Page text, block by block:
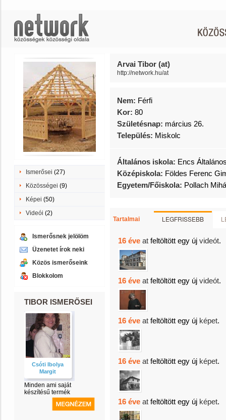
Ismerősei (27)
Közösségei (9)
Képei (50)
Videói (2)
Ismerősnek jelölöm
Üzenetet írok neki
Közös ismerőseink
Blokkolom
TIBOR ISMERŐSEI
Csóti Ibolya
Margit
Minden ami saját
készítésű termék
Arvai Tibor (at)
http://network.hu/at
Nem: Férfi
Kor: 80
Születésnap: március 26.
Település: Miskolc
Általános iskola: Encs
Középiskola: Földes Ferenc
Egyetem/Főiskola: Pollach
Tartalmai LEGFRISSEBB
16 éve at feltöltött egy új videót.
16 éve at feltöltött egy új videót.
16 éve at feltöltött egy új képet.
16 éve at feltöltött egy új képet.
16 éve at feltöltött egy új képet.